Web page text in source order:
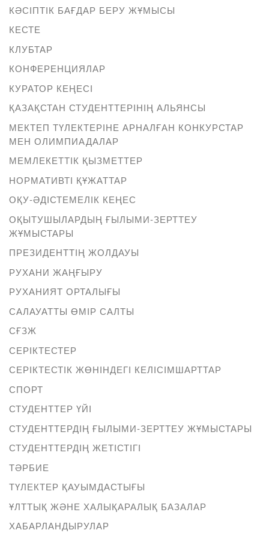
КӘСІПТІК БАҒДАР БЕРУ ЖҰМЫСЫ
КЕСТЕ
КЛУБТАР
КОНФЕРЕНЦИЯЛАР
КУРАТОР КЕҢЕСІ
ҚАЗАҚСТАН СТУДЕНТТЕРІНІҢ АЛЬЯНСЫ
МЕКТЕП ТҮЛЕКТЕРІНЕ АРНАЛҒАН КОНКУРСТАР
МЕН ОЛИМПИАДАЛАР
МЕМЛЕКЕТТІК ҚЫЗМЕТТЕР
НОРМАТИВТІ ҚҰЖАТТАР
ОҚУ-ӘДІСТЕМЕЛІК КЕҢЕС
ОҚЫТУШЫЛАРДЫҢ ҒЫЛЫМИ-ЗЕРТТЕУ
ЖҰМЫСТАРЫ
ПРЕЗИДЕНТТІҢ ЖОЛДАУЫ
РУХАНИ ЖАҢҒЫРУ
РУХАНИЯТ ОРТАЛЫҒЫ
САЛАУАТТЫ ӨМІР САЛТЫ
СҒЗЖ
СЕРІКТЕСТЕР
СЕРІКТЕСТІК ЖӨНІНДЕГІ КЕЛІСІМШАРТТАР
СПОРТ
СТУДЕНТТЕР ҮЙІ
СТУДЕНТТЕРДІҢ ҒЫЛЫМИ-ЗЕРТТЕУ ЖҰМЫСТАРЫ
СТУДЕНТТЕРДІҢ ЖЕТІСТІГІ
ТӘРБИЕ
ТҮЛЕКТЕР ҚАУЫМДАСТЫҒЫ
ҰЛТТЫҚ ЖӘНЕ ХАЛЫҚАРАЛЫҚ БАЗАЛАР
ХАБАРЛАНДЫРУЛАР